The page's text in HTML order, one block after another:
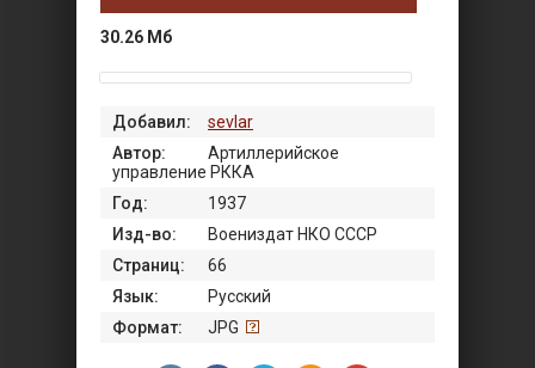
30.26 Мб
Добавил:
sevlar
Автор:
Артиллерийское
управление РККА
Год:
1937
Изд-во:
Воениздат НКО СССР
Страниц:
66
Язык:
Русский
Формат:
JPG